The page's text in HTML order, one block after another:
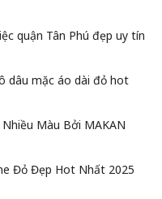
quận Tân Phú đẹp uy tín
dâu mặc áo dài đỏ hot
Màu Bởi MAKAN
Đỏ Đẹp Hot Nhất 2025